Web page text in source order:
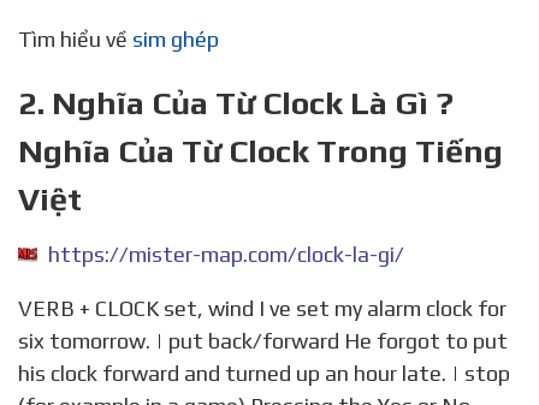
Tìm hiểu về sim ghép
2. Nghĩa Của Từ Clock Là Gì ?
Nghĩa Của Từ Clock Trong Tiếng
Việt
https://mister-map.com/clock-la-gi/
VERB + CLOCK set, wind I ve set my alarm clock for
six tomorrow. | put back/forward He forgot to put
his clock forward and turned up an hour late. | stop